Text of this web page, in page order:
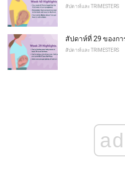
สัปดาห์และ TRIMESTERS
สัปดาห์ที่ 29 ของก
สัปดาห์และ TRIMESTERS
ad